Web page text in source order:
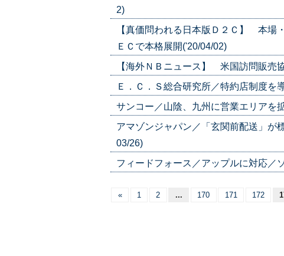
2)
【真価問われる日本版Ｄ２Ｃ】 本場
ＥＣで本格展開('20/04/02)
【海外ＮＢニュース】 米国訪問販売
Ｅ．Ｃ．Ｓ総合研究所／特約店制度を
サンコー／山陰、九州に営業エリアを
アマゾンジャパン／「玄関前配送」が
03/26)
フィードフォース／アップルに対応／
« 1 2 ... 170 171 172